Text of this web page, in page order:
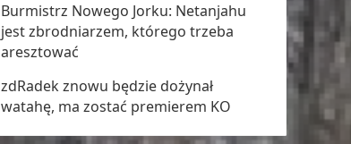
Burmistrz Nowego Jorku: Netanjahu
jest zbrodniarzem, którego trzeba
aresztować
zdRadek znowu będzie dożynał
watahę, ma zostać premierem KO